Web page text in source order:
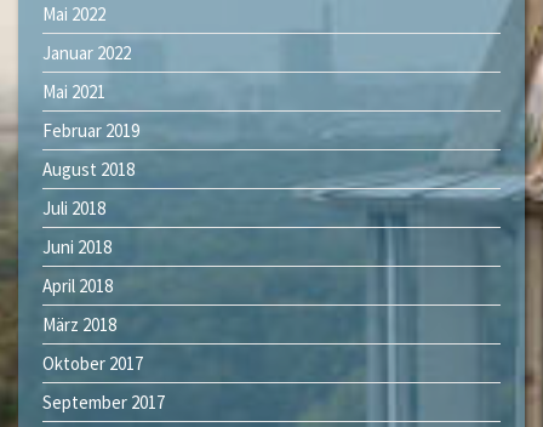
Mai 2022
Januar 2022
Mai 2021
Februar 2019
August 2018
Juli 2018
Juni 2018
April 2018
März 2018
Oktober 2017
September 2017